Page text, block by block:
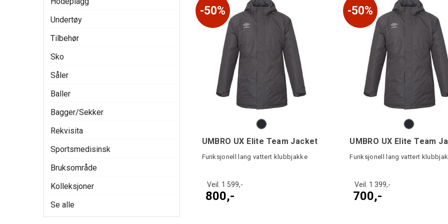
Undertøy
Tilbehør
Sko
Såler
Baller
Bagger/Sekker
Rekvisita
Sportsmedisinsk
Bruksområde
Kolleksjoner
Se alle
50%
UMBRO UX Elite Team Jacket
Funksjonell lang vattert klubbjakke
Veil. 1 599,-
800,-
50%
Funksjonell lang vattert
Veil. 1 399,-
700,-